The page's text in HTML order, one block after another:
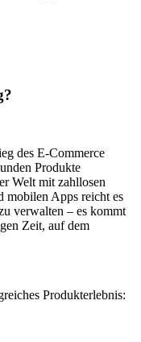
des E-Commerce
Produkte
Welt mit zahllosen
mobilen Apps reicht es
verwalten – es kommt
Zeit, auf dem
Produkterlebnis: